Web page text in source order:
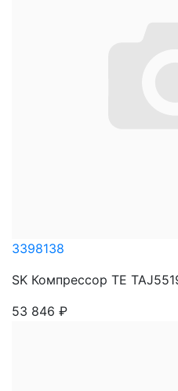
3398138
SK Компрессор TE
53 846 ₽